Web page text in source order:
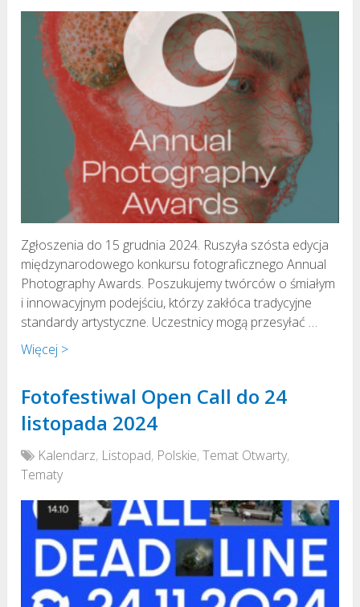
Zgłoszenia do 15 grudnia 2024. Ruszyła szósta edycja
międzynarodowego konkursu fotograficznego Annual
Photography Awards. Poszukujemy twórców o śmiałym
i innowacyjnym podejściu, którzy zakłóca tradycyjne
standardy artystyczne. Uczestnicy mogą przesyłać …
Więcej >
Fotofestiwal Open Call do 24
listopada 2024
Kalendarz, Listopad, Polskie,Temat Otwarty,
Tematy